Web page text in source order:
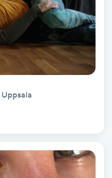
Uppsala